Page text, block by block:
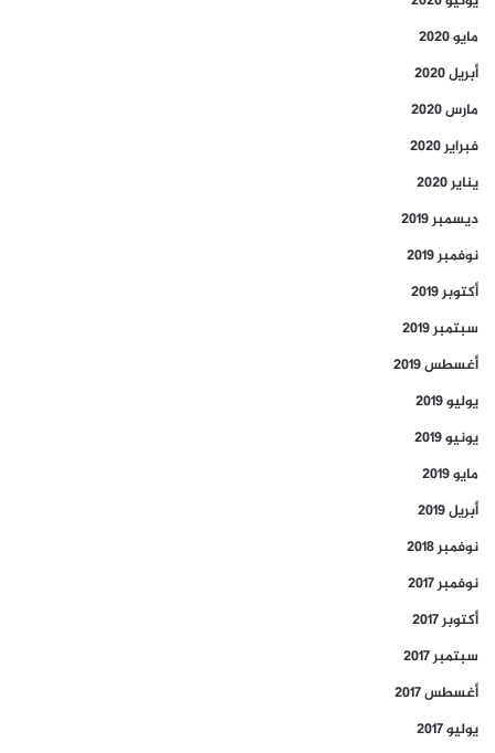
مايو 2020
أبريل 2020
مارس 2020
فبراير 2020
يناير 2020
ديسمبر 2019
نوفمبر 2019
أكتوبر 2019
سبتمبر 2019
أغسطس 2019
يوليو 2019
يونيو 2019
مايو 2019
أبريل 2019
نوفمبر 2018
نوفمبر 2017
أكتوبر 2017
سبتمبر 2017
أغسطس 2017
يوليو 2017